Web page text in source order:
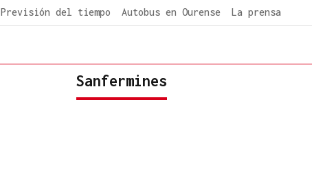
Previsión del tiempo Autobus en Ourense La prensa
Sanfermines